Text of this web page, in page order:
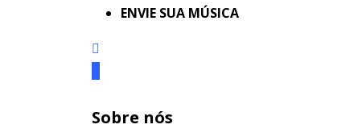
ENVIE SUA MÚSICA
Sobre nós